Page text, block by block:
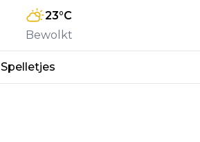
23°C
Bewolkt
Spelletjes